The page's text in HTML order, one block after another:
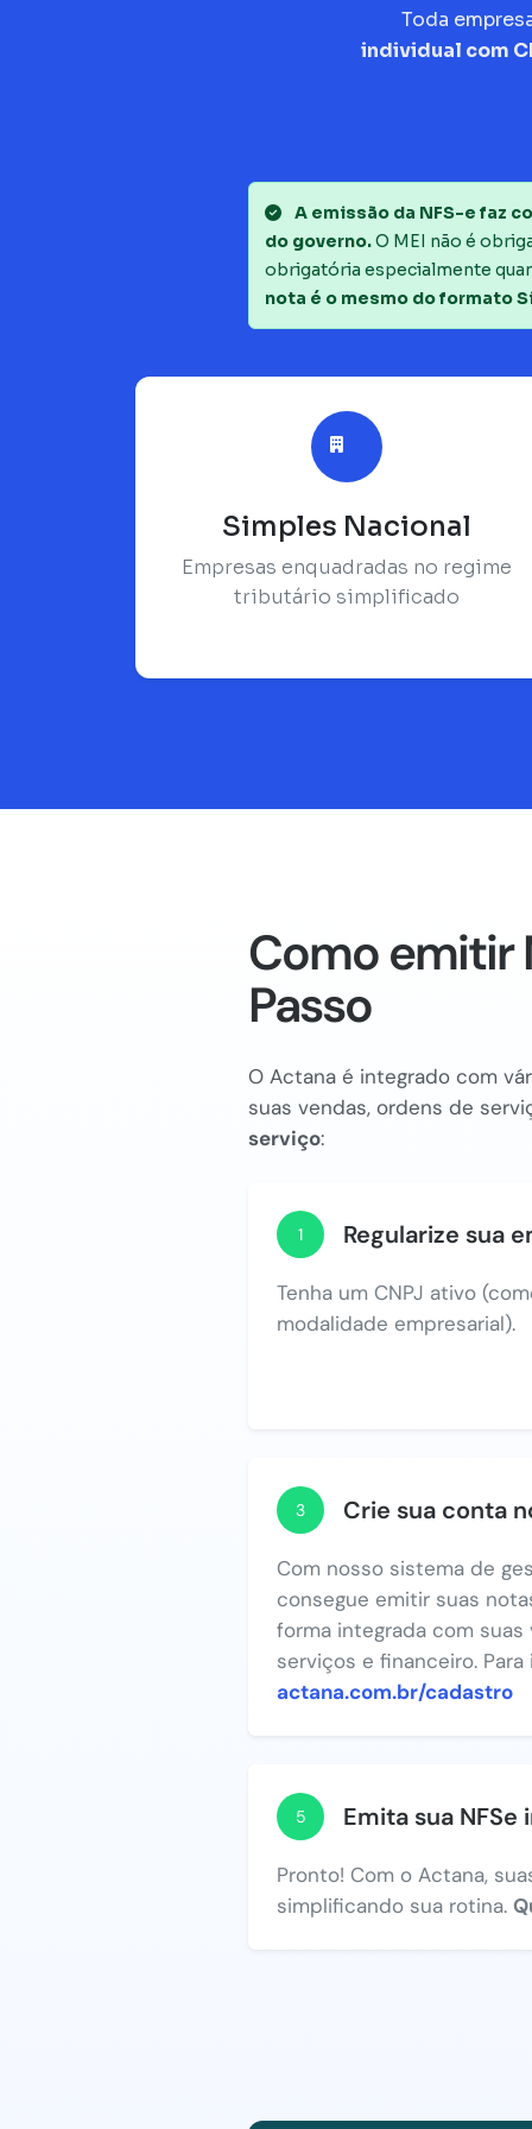
Toda
individual com
A emissão da NFS-e faz
do governo.O MEI não é
obrigatória especialmente
nota é o mesmo do formato
Simples Nacional
Empresas enquadradas no regime
tributário simplificado
Como emitir
Passo
O Actana é integrado com
suas vendas, ordens de
serviço:
1 Regularize sua
Tenha um CNPJ ativo
modalidade empresarial).
3 Crie sua conta
Com nosso sistema de
consegue emitir suas
forma integrada com
serviços e financeiro.
actana.com.br/cadastro
5 Emita sua NFSe
Pronto! Com o Actana,
simplificando sua rotina.